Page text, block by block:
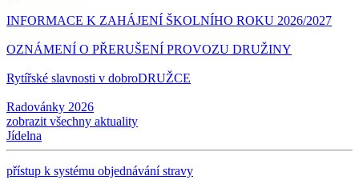
INFORMACE K ZAHÁJENÍ ŠKOLNÍHO ROKU 2026/2027
OZNÁMENÍ O PŘERUŠENÍ PROVOZU DRUŽINY
Rytířské slavnosti v dobroDRUŽCE
Radovánky 2026
zobrazit všechny aktuality
Jídelna
přístup k systému objednávání stravy